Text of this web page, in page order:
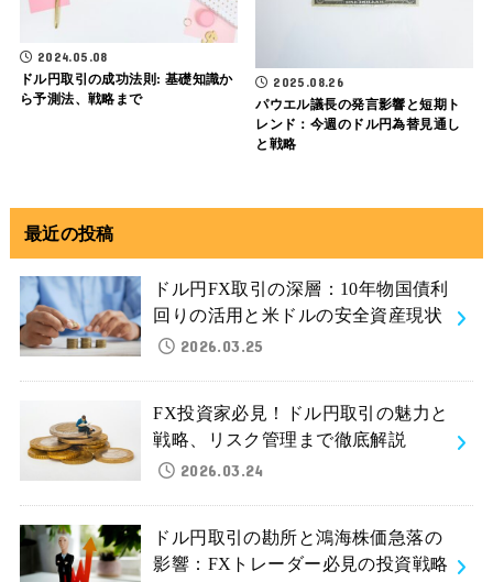
2024.05.08
ドル円取引の成功法則: 基礎知識か
ら予測法、戦略まで
2025.08.26
パウエル議長の発言影響と短期ト
レンド：今週のドル円為替見通し
と戦略
最近の投稿
ドル円FX取引の深層：10年物国債利
回りの活用と米ドルの安全資産現状
2026.03.25
FX投資家必見！ドル円取引の魅力と
戦略、リスク管理まで徹底解説
2026.03.24
ドル円取引の勘所と鴻海株価急落の
影響：FXトレーダー必見の投資戦略